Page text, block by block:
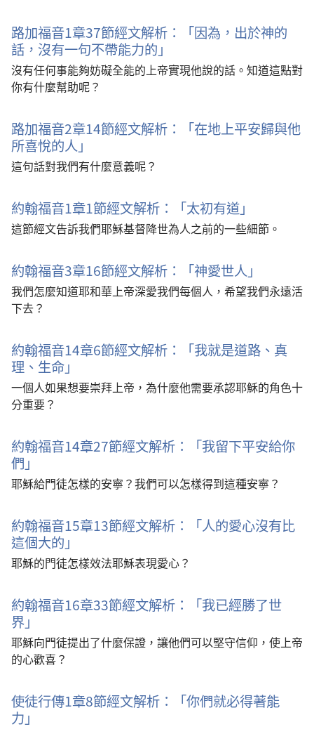
路加福音1章37節經文解析：「因為，出於神的
話，沒有一句不帶能力的」
沒有任何事能夠妨礙全能的上帝實現他說的話。知道這點對
你有什麼幫助呢？
路加福音2章14節經文解析：「在地上平安歸與他
所喜悅的人」
這句話對我們有什麼意義呢？
約翰福音1章1節經文解析：「太初有道」
這節經文告訴我們耶穌基督降世為人之前的一些細節。
約翰福音3章16節經文解析：「神愛世人」
我們怎麼知道耶和華上帝深愛我們每個人，希望我們永遠活
下去？
約翰福音14章6節經文解析：「我就是道路、真
理、生命」
一個人如果想要崇拜上帝，為什麼他需要承認耶穌的角色十
分重要？
約翰福音14章27節經文解析：「我留下平安給你
們」
耶穌給門徒怎樣的安寧？我們可以怎樣得到這種安寧？
約翰福音15章13節經文解析：「人的愛心沒有比
這個大的」
耶穌的門徒怎樣效法耶穌表現愛心？
約翰福音16章33節經文解析：「我已經勝了世
界」
耶穌向門徒提出了什麼保證，讓他們可以堅守信仰，使上帝
的心歡喜？
使徒行傳1章8節經文解析：「你們就必得著能
力」